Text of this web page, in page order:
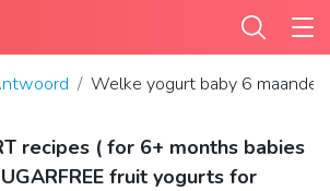
Welke yogurt baby 6
recipes ( for 6+ months babies
fruit yogurts for